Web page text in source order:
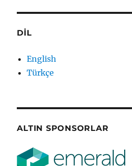
DİL
English
Türkçe
ALTIN SPONSORLAR